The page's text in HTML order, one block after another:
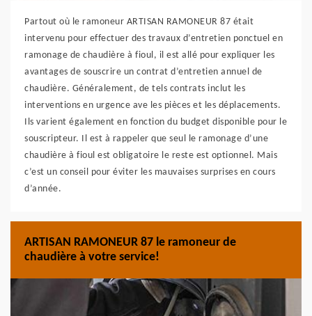
Partout où le ramoneur ARTISAN RAMONEUR 87 était
intervenu pour effectuer des travaux d’entretien ponctuel en
ramonage de chaudière à fioul, il est allé pour expliquer les
avantages de souscrire un contrat d’entretien annuel de
chaudière. Généralement, de tels contrats inclut les
interventions en urgence ave les pièces et les déplacements.
Ils varient également en fonction du budget disponible pour le
souscripteur. Il est à rappeler que seul le ramonage d’une
chaudière à fioul est obligatoire le reste est optionnel. Mais
c’est un conseil pour éviter les mauvaises surprises en cours
d’année.
ARTISAN RAMONEUR 87 le ramoneur de
chaudière à votre service!